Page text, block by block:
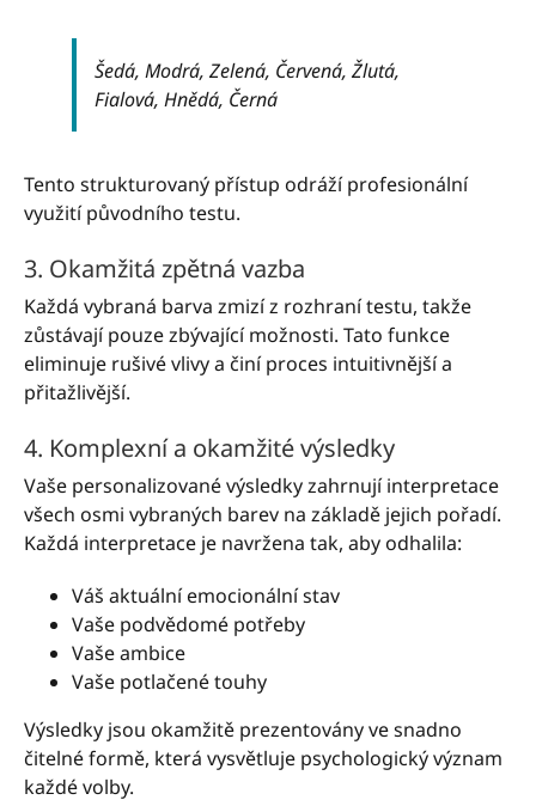
Šedá, Modrá, Zelená, Červená, Žlutá,
Fialová, Hnědá, Černá
Tento strukturovaný přístup odráží profesionální
využití původního testu.
3. Okamžitá zpětná vazba
Každá vybraná barva zmizí z rozhraní testu, takže
zůstávají pouze zbývající možnosti. Tato funkce
eliminuje rušivé vlivy a činí proces intuitivnější a
přitažlivější.
4. Komplexní a okamžité výsledky
Vaše personalizované výsledky zahrnují interpretace
všech osmi vybraných barev na základě jejich pořadí.
Každá interpretace je navržena tak, aby odhalila:
Váš aktuální emocionální stav
Vaše podvědomé potřeby
Vaše ambice
Vaše potlačené touhy
Výsledky jsou okamžitě prezentovány ve snadno
čitelné formě, která vysvětluje psychologický význam
každé volby.